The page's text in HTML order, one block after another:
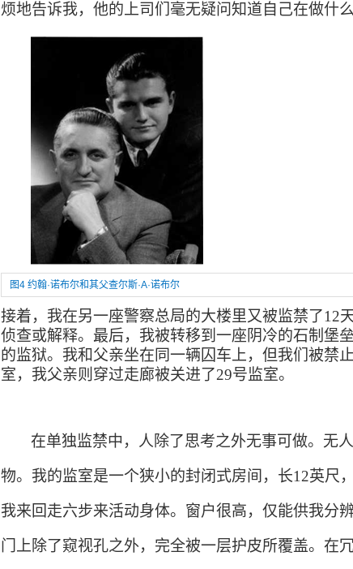
烦地告诉我，他的上司们毫无疑问 知道自己在做什么
图4 约翰·诺布尔和其父查尔斯·A·诺布尔
接着，我在另一座警察总局的大楼里又被监禁了12
侦查或解释。最后，我被转移到一座阴冷的石制堡
的监狱。我和父亲坐在同一辆囚车上，但我们被禁
室，我父亲则穿过走廊被关进了29号监室。
在单独监禁中，人除了思考之外无事可做。无
物。我的监室是一个狭小的封闭式房间，长12英尺
我来回走六步来活动身体。窗户很高，仅能供我分
门上除了窥视孔之外，完全被一层护皮所覆盖。在